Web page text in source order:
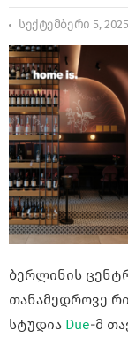
სექტემბერი 5,
ბერლინის
თანამედროვე
სტუდია Due-მ